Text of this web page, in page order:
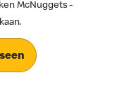
McNuggets -